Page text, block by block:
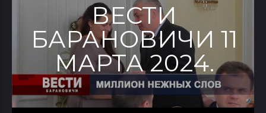
ВЕСТИ
БАРАНОВИЧИ 11
МАРТА 2024.